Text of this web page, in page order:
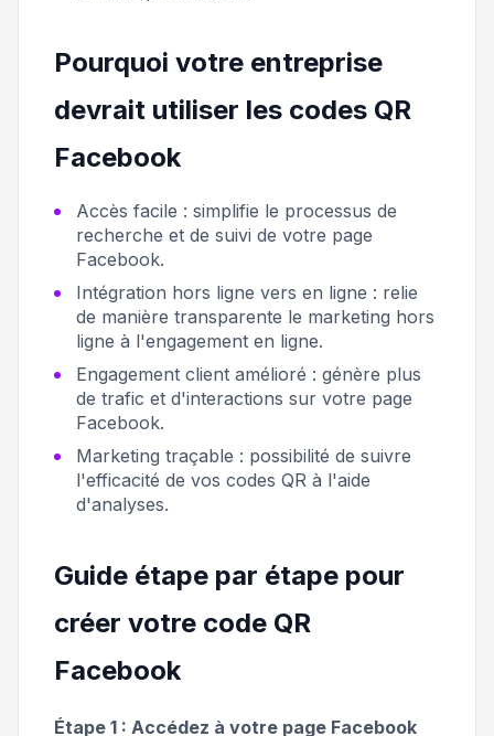
Pourquoi votre entreprise
devrait utiliser les codes QR
Facebook
Accès facile : simplifie le processus de
recherche et de suivi de votre page
Facebook.
Intégration hors ligne vers en ligne : relie
de manière transparente le marketing hors
ligne à l'engagement en ligne.
Engagement client amélioré : génère plus
de trafic et d'interactions sur votre page
Facebook.
Marketing traçable : possibilité de suivre
l'efficacité de vos codes QR à l'aide
d'analyses.
Guide étape par étape pour
créer votre code QR
Facebook
Étape 1 : Accédez à votre page Facebook